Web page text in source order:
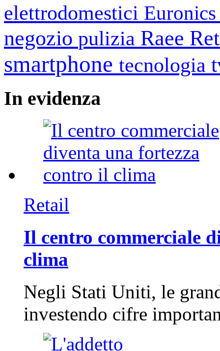
elettrodomestici
negozio pulizia Raee
smartphone tecnologia
In evidenza
Retail
Il centro commerciale
clima
Negli Stati Uniti, le
investendo cifre